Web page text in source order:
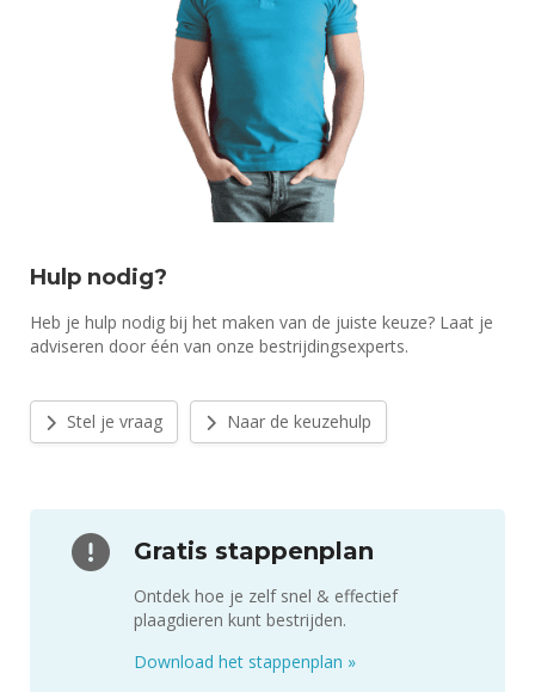
Hulp nodig?
Heb je hulp nodig bij het maken van de juiste keuze? Laat je
adviseren door één van onze bestrijdingsexperts.
Stel je vraag Naar de keuzehulp
Gratis stappenplan
Ontdek hoe je zelf snel & effectief
plaagdieren kunt bestrijden.
Download het stappenplan »